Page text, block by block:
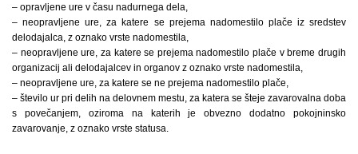
– opravljene ure v času nadurnega dela,
– neopravljene ure, za katere se prejema nadomestilo plače iz sredstev
delodajalca, z oznako vrste nadomestila,
– neopravljene ure, za katere se prejema nadomestilo plače v breme drugih
organizacij ali delodajalcev in organov z oznako vrste nadomestila,
– neopravljene ure, za katere se ne prejema nadomestilo plače,
– število ur pri delih na delovnem mestu, za katera se šteje zavarovalna doba
s povečanjem, oziroma na katerih je obvezno dodatno pokojninsko
zavarovanje, z oznako vrste statusa.